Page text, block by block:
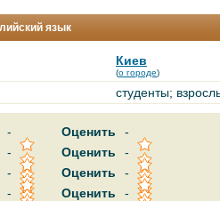
язык
Киев
(о городе)
студенты;
- Оценить
-
- Оценить
-
- Оценить
-
- Оценить
-